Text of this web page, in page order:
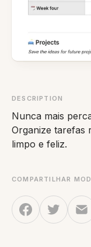
DESCRIPTION
Nunca mais
Organize tarefas
limpo e feliz.
COMPARTILHAR